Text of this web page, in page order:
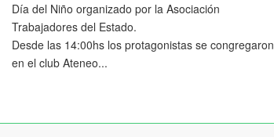
Día del Niño organizado por la Asociación
Trabajadores del Estado.
Desde las 14:00hs los protagonistas se congregaron
en el club Ateneo...